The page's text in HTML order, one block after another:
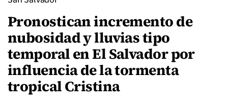
Pronostican incremento de
nubosidad y lluvias tipo
temporal en El Salvador por
influencia de la tormenta
tropical Cristina